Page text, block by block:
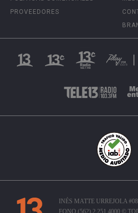
PROVEEDORES
INÉS MATTE URREJOLA
FONO (562) 2 251 4000 ©